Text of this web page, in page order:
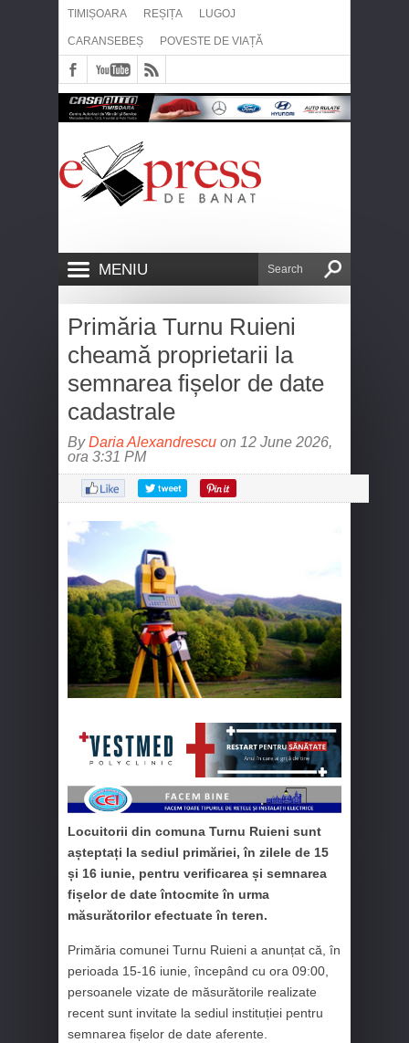
TIMIȘOARA REȘIȚA LUGOJ
CARANSEBEȘ POVESTE DE VIAȚĂ
MENIU
Primăria Turnu Ruieni
cheamă proprietarii la
semnarea fișelor de date
cadastrale
ByDaria Alexandrescu on 12 June 2026,
ora 3:31 PM
Locuitorii din comuna Turnu Ruieni sunt
așteptați la sediul primăriei, în zilele de 15
și 16 iunie, pentru verificarea și semnarea
fișelor de date întocmite în urma
măsurătorilor efectuate în teren.
Primăria comunei Turnu Ruieni a anunțat că, în
perioada 15-16 iunie, începând cu ora 09:00,
persoanele vizate de măsurătorile realizate
recent sunt invitate la sediul instituției pentru
semnarea fișelor de date aferente.